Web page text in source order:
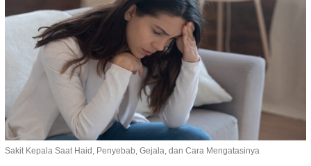
Sakit Kepala Saat Haid, Penyebab, Gejala, dan Cara Mengatasinya